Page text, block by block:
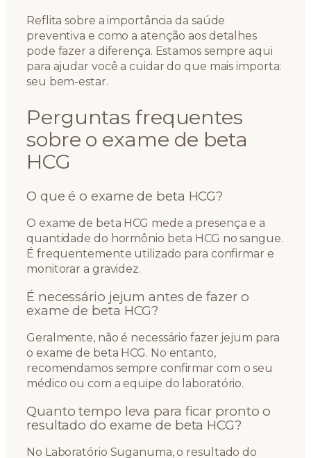
Reflita sobre a importância da saúde
preventiva e como a atenção aos detalhes
pode fazer a diferença. Estamos sempre aqui
para ajudar você a cuidar do que mais importa:
seu bem-estar.
Perguntas frequentes
sobre o exame de beta
HCG
O que é o exame de beta HCG?
O exame de beta HCG mede a presença e a
quantidade do hormônio beta HCG no sangue.
É frequentemente utilizado para confirmar e
monitorar a gravidez.
É necessário jejum antes de fazer o
exame de beta HCG?
Geralmente, não é necessário fazer jejum para
o exame de beta HCG. No entanto,
recomendamos sempre confirmar com o seu
médico ou com a equipe do laboratório.
Quanto tempo leva para ficar pronto o
resultado do exame de beta HCG?
No Laboratório Suganuma, o resultado do